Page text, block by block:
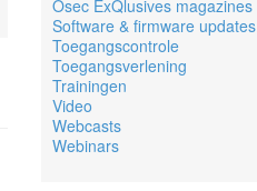
Osec ExQlusives magazines
Software & firmware updates
Toegangscontrole
Toegangsverlening
Trainingen
Video
Webcasts
Webinars